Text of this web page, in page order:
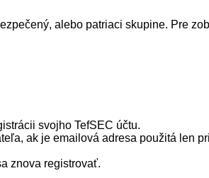
alebo patriaci skupine. Pre
svojho TefSEC účtu.
ak je emailová adresa použitá len
znova registrovať.